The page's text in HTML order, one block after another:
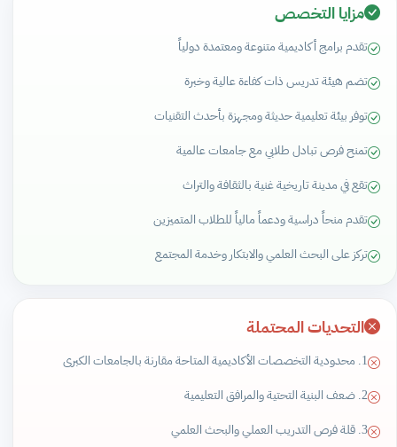
مزايا التخصص
تقدم برامج أكاديمية متنوعة ومعتمدة دولياً
تضم هيئة تدريس ذات كفاءة عالية وخبرة
توفر بيئة تعليمية حديثة ومجهزة بأحدث التقنيات
تمنح فرص تبادل طلابي مع جامعات عالمية
تقع في مدينة تاريخية غنية بالثقافة والتراث
تقدم منحاً دراسية ودعماً مالياً للطلاب المتميزين
تركز على البحث العلمي والابتكار وخدمة المجتمع
التحديات المحتملة
1. محدودية التخصصات الأكاديمية المتاحة مقارنة بالجامعات الكبرى
2. ضعف البنية التحتية والمرافق التعليمية
3. قلة فرص التدريب العملي والبحث العلمي